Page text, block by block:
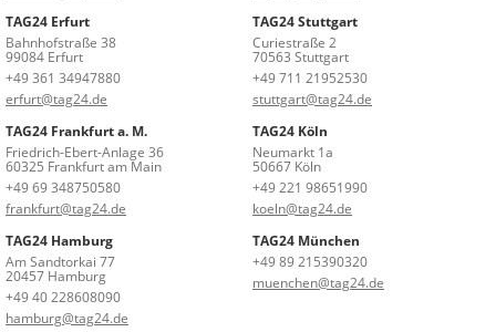
TAG24 Erfurt
Bahnhofstraße 38
99084 Erfurt
+49 361 34947880
erfurt@tag24.de
TAG24 Stuttgart
Curiestraße 2
70563 Stuttgart
+49 711 21952530
stuttgart@tag24.de
TAG24 Frankfurt a. M.
Friedrich-Ebert-Anlage 36
60325 Frankfurt am Main
+49 69 348750580
frankfurt@tag24.de
TAG24 Köln
Neumarkt 1a
50667 Köln
+49 221 98651990
koeln@tag24.de
TAG24 Hamburg
Am Sandtorkai 77
20457 Hamburg
+49 40 228608090
hamburg@tag24.de
TAG24 München
+49 89 215390320
muenchen@tag24.de